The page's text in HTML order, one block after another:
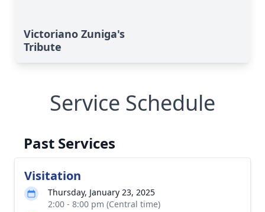
Victoriano Zuniga's
Tribute
Service Schedule
Past Services
Visitation
Thursday, January 23, 2025
2:00 - 8:00 pm (Central time)